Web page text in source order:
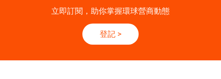
立即訂閱，助你掌握環球營商動態
登記 >